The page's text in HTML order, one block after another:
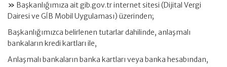
» Başkanlığımıza ait gib.gov.tr internet sitesi (Dijital Vergi
Dairesi ve GİB Mobil Uygulaması) üzerinden;
Başkanlığımızca belirlenen tutarlar dahilinde, anlaşmalı
bankaların kredi kartları ile,
Anlaşmalı bankaların banka kartları veya banka hesabından,